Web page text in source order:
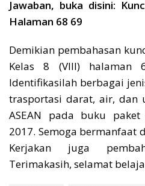
Jawaban, buka disini:
Halaman 68 69
Demikian pembahasan
Kelas 8 (VIII) halaman
Identifikasilah berbagai
trasportasi darat, air, dan
ASEAN pada buku
2017. Semoga bermanfaat
Kerjakan juga
Terimakasih, selamat